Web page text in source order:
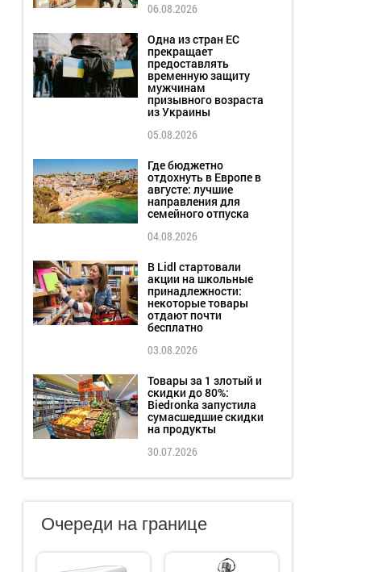
06.08.2026
Одна из стран ЕС
прекращает
предоставлять
временную защиту
мужчинам
призывного возраста
из Украины
05.08.2026
Где бюджетно
отдохнуть в Европе в
августе: лучшие
направления для
семейного отпуска
04.08.2026
В Lidl стартовали
акции на школьные
принадлежности:
некоторые товары
отдают почти
бесплатно
03.08.2026
Товары за 1 злотый и
скидки до 80%:
Biedronka запустила
сумасшедшие скидки
на продукты
30.07.2026
Очереди на границе